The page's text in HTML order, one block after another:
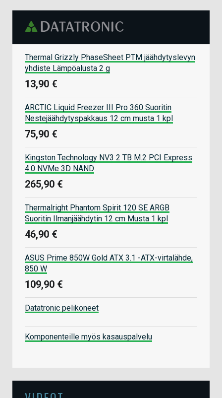
Thermal Grizzly PhaseSheet PTM jäähdytyslevyn
yhdiste Lämpöalusta 2 g
13,90 €
ARCTIC Liquid Freezer III Pro 360 Suoritin
Nestejäähdytyspakkaus 12 cm musta 1 kpl
75,90 €
Kingston Technology NV3 2 TB M.2 PCI Express
4.0 NVMe 3D NAND
265,90 €
Thermalright Phantom Spirit 120 SE ARGB
Suoritin Ilmanjäähdytin 12 cm Musta 1 kpl
46,90 €
ASUS Prime 850W Gold ATX 3.1 -ATX-virtalähde,
850 W
109,90 €
Datatronic pelikoneet
Komponenteille myös kasauspalvelu